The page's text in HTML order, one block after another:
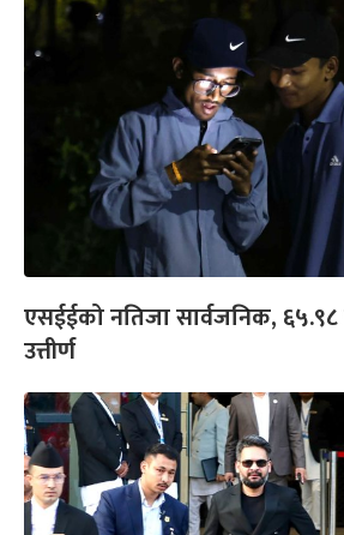
एसईईको नतिजा सार्वजनिक, ६५.९८
उत्तीर्ण